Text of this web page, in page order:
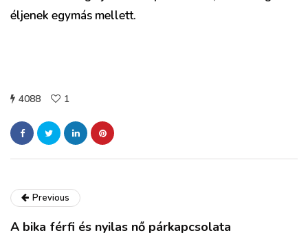
éljenek egymás mellett.
4088 1
Previous
A bika férfi és nyilas nő párkapcsolata